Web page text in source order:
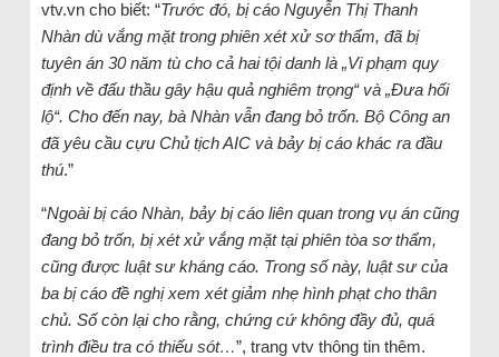
vtv.vn cho biết: “Trước đó, bị cáo Nguyễn Thị Thanh
Nhàn dù vắng mặt trong phiên xét xử sơ thẩm, đã bị
tuyên án 30 năm tù cho cả hai tội danh là „Vi phạm quy
định về đấu thầu gây hậu quả nghiêm trọng“ và „Đưa hối
lộ“. Cho đến nay, bà Nhàn vẫn đang bỏ trốn. Bộ Công an
đã yêu cầu cựu Chủ tịch AIC và bảy bị cáo khác ra đầu
thú.”
“Ngoài bị cáo Nhàn, bảy bị cáo liên quan trong vụ án cũng
đang bỏ trốn, bị xét xử vắng mặt tại phiên tòa sơ thẩm,
cũng được luật sư kháng cáo. Trong số này, luật sư của
ba bị cáo đề nghị xem xét giảm nhẹ hình phạt cho thân
chủ. Số còn lại cho rằng, chứng cứ không đầy đủ, quá
trình điều tra có thiếu sót…”, trang vtv thông tin thêm.